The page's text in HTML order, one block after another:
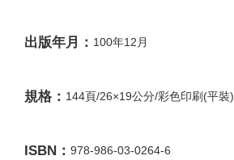
出版年月： 100年12月
規格： 144頁/26×19公分/彩色印刷(平裝)
ISBN： 978-986-03-0264-6